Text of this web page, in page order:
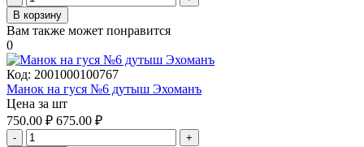
В корзину
Вам также может понравится
0
Код: 2001000100767
Манок на гуся №6 дутыш Эхоманъ
Цена за шт
750.00 ₽ 675.00 ₽
-
+